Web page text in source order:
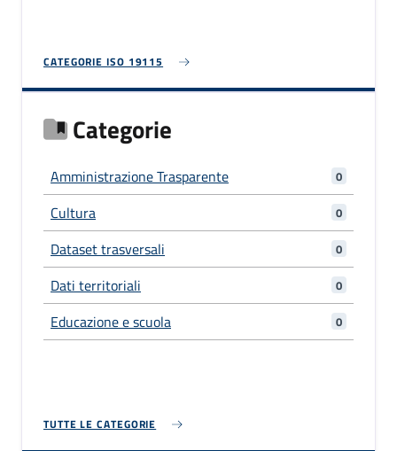
CATEGORIE ISO 19115
Categorie
Amministrazione Trasparente 0
Cultura 0
Dataset trasversali 0
Dati territoriali 0
Educazione e scuola 0
TUTTE LE CATEGORIE